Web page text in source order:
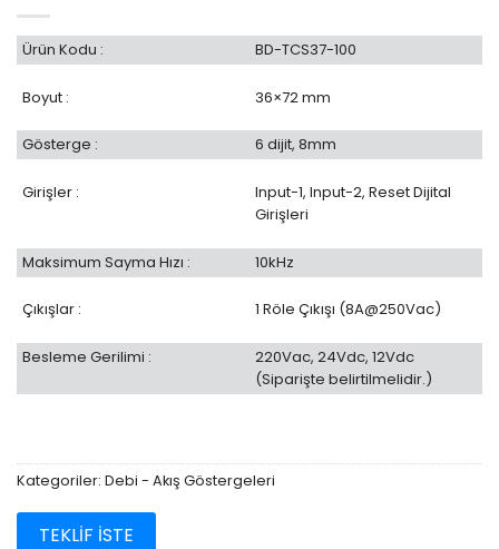
Ürün Kodu : BD-TCS37-100
Boyut : 36×72 mm
Gösterge : 6 dijit, 8mm
Girişler :
Input-1, Input-2, Reset Dijital
Girişleri
Maksimum Sayma Hızı : 10kHz
Çıkışlar : 1 Röle Çıkışı (8A@250Vac)
Besleme Gerilimi :
220Vac, 24Vdc, 12Vdc
(Siparişte belirtilmelidir.)
Kategoriler: Debi - Akış Göstergeleri
TEKLİF İSTE